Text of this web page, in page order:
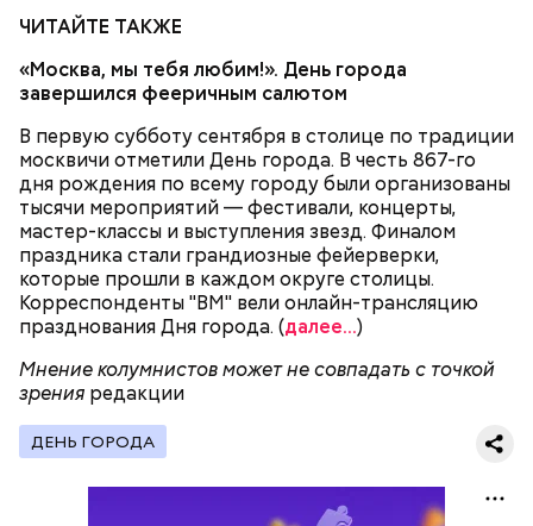
ЧИТАЙТЕ ТАКЖЕ
«Москва, мы тебя любим!». День города
завершился фееричным салютом
В первую субботу сентября в столице по традиции
москвичи отметили День города. В честь 867-го
дня рождения по всему городу были организованы
тысячи мероприятий — фестивали, концерты,
мастер-классы и выступления звезд. Финалом
праздника стали грандиозные фейерверки,
которые прошли в каждом округе столицы.
Корреспонденты "ВМ" вели онлайн-трансляцию
празднования Дня города. (далее...)
Мнение колумнистов может не совпадать с точкой
зрения редакции
ДЕНЬ ГОРОДА
Как гласит предание, совершая паломничество в
А еще, удержав меч палача, святой Николай спас от
смерти трех мужей, невинно осужденных
корыстолюбивым градоначальником.
1 некрупное яблоко,
1 некрупный помидор,
салатная заправка.